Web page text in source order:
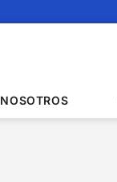
NOSOTROS